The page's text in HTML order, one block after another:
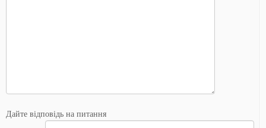
Дайте відповідь на питання